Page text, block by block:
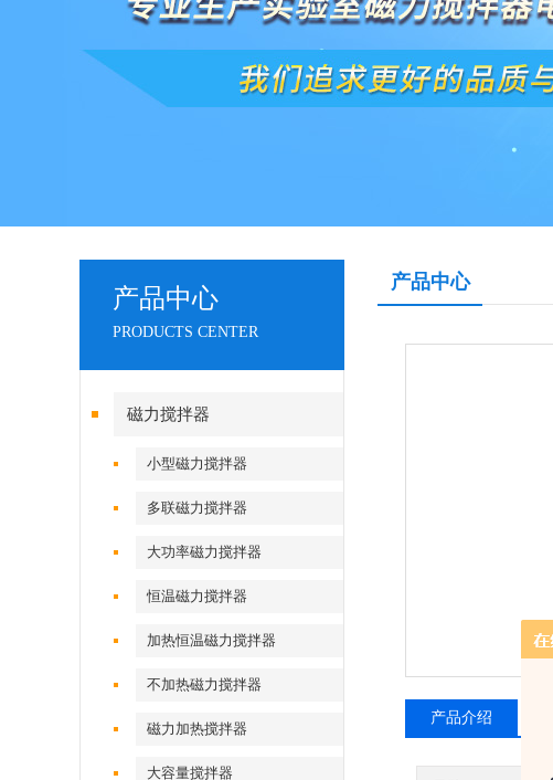
产品中心
PRODUCTS CENTER
磁力搅拌器
小型磁力搅拌器
多联磁力搅拌器
大功率磁力搅拌器
恒温磁力搅拌器
加热恒温磁力搅拌器
不加热磁力搅拌器
磁力加热搅拌器
大容量搅拌器
产品中心
产品介绍